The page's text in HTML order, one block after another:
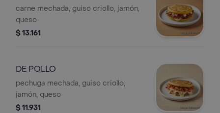
carne mechada, guiso criollo, jamón,
queso
$ 13.161
DE POLLO
pechuga mechada, guiso criollo,
jamón, queso
$ 11.931